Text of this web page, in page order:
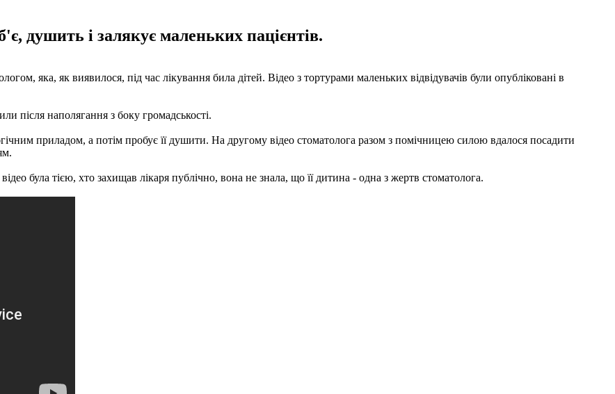
душить і залякує маленьких пацієнтів.
яка, як виявилося, під час лікування била дітей. Відео з тортурами маленьких відвідувачів були опубліковані в
після наполягання з боку громадськості.
приладом, а потім пробує її душити. На другому відео стоматолога разом з помічницею силою вдалося посадити
була тією, хто захищав лікаря публічно, вона не знала, що її дитина - одна з жертв стоматолога.